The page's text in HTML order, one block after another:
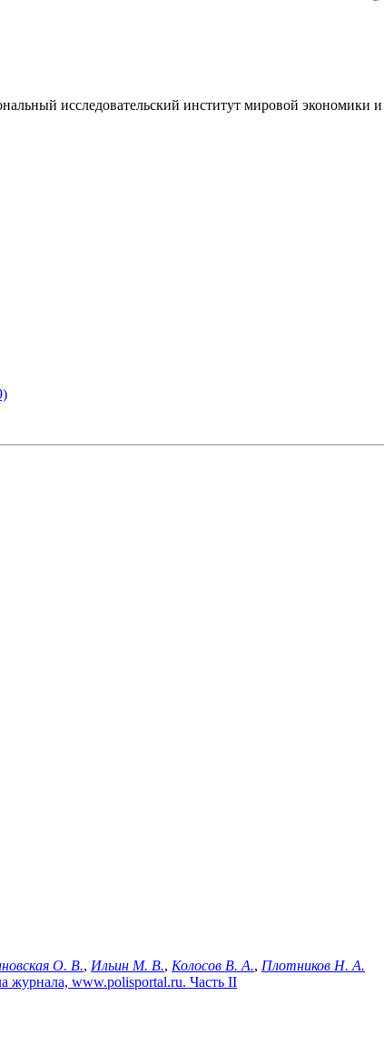
исследовательский институт мировой
О. В., Ильин М. В., Колосов В. А., Плотников Н. А.
журнала, www.polisportal.ru. Часть II